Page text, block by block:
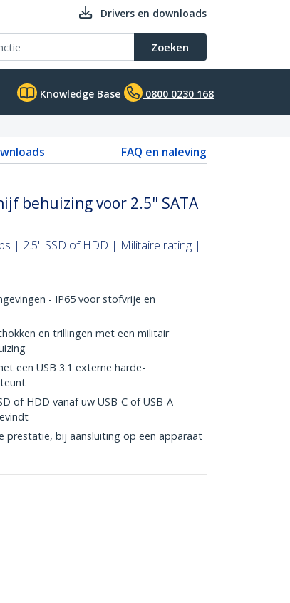
Drivers en downloads
Zoeken
Knowledge Base 0800 0230 168
FAQ en naleving
behuizing voor 2.5" SATA
| 2.5" SSD of HDD | Militaire rating |
- IP65 voor stofvrije en
en trillingen met een militair
een USB 3.1 externe harde-
of HDD vanaf uw USB-C of USB-A
prestatie, bij aansluiting op een apparaat